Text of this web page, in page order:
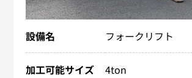
設備名 フォークリフト
加工可能サイズ 4ton